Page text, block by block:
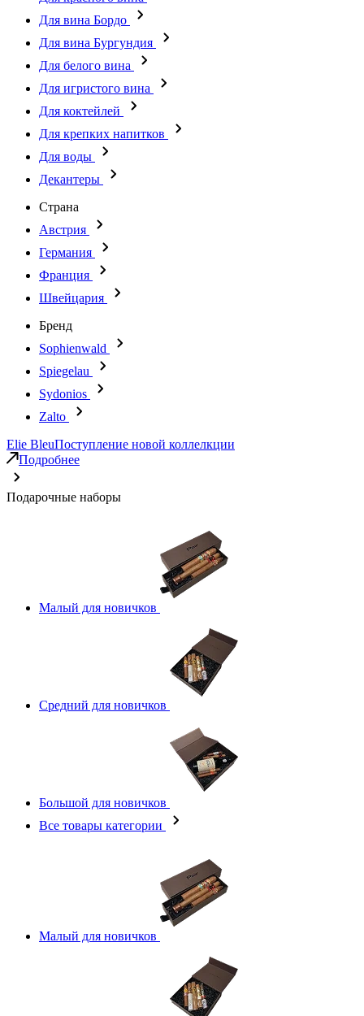
Для вина Бордо
Для вина Бургундия
Для белого вина
Для игристого вина
Для коктейлей
Для крепких напитков
Для воды
Декантеры
Страна
Австрия
Германия
Франция
Швейцария
Бренд
Sophienwald
Spiegelau
Sydonios
Zalto
Elie BleuПоступление новой коллелкции
Подробнее
Подарочные наборы
Малый для новичков
Средний для новичков
Большой для новичков
Все товары категории
Малый для новичков